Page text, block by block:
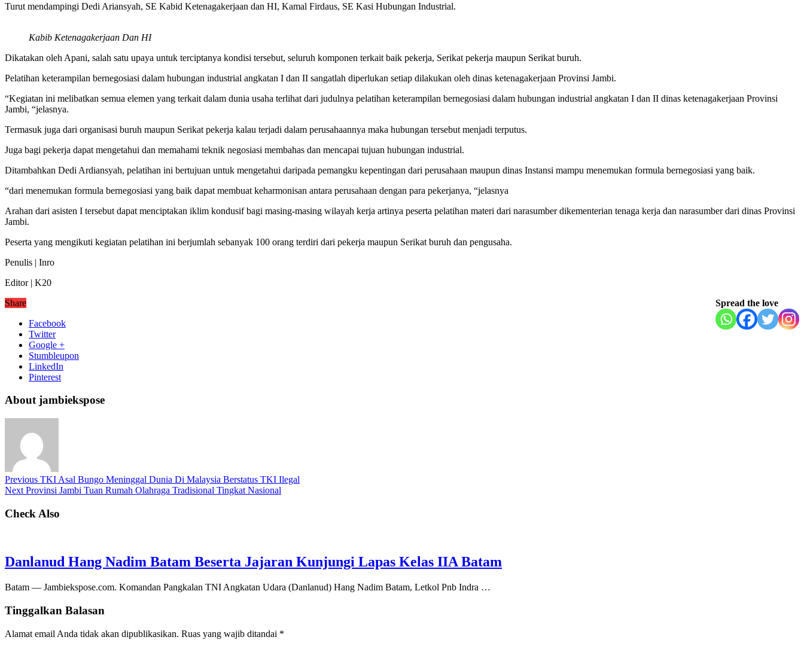
Turut mendampingi Dedi Ariansyah, SE Kabid Ketenagakerjaan dan HI, Kamal Firdaus, SE Kasi Hubungan Industrial.
Kabib Ketenagakerjaan Dan HI
Dikatakan oleh Apani, salah satu upaya untuk terciptanya kondisi tersebut, seluruh komponen terkait baik pekerja, Serikat pekerja maupun Serikat buruh.
Pelatihan keterampilan bernegosiasi dalam hubungan industrial angkatan I dan II sangatlah diperlukan setiap dilakukan oleh dinas ketenagakerjaan Provinsi Jambi.
“Kegiatan ini melibatkan semua elemen yang terkait dalam dunia usaha terlihat dari judulnya pelatihan keterampilan bernegosiasi dalam hubungan industrial angkatan I dan II dinas ketenagakerjaan Provinsi
Jambi, “jelasnya.
Termasuk juga dari organisasi buruh maupun Serikat pekerja kalau terjadi dalam perusahaannya maka hubungan tersebut menjadi terputus.
Juga bagi pekerja dapat mengetahui dan memahami teknik negosiasi membahas dan mencapai tujuan hubungan industrial.
Ditambahkan Dedi Ardiansyah, pelatihan ini bertujuan untuk mengetahui daripada pemangku kepentingan dari perusahaan maupun dinas Instansi mampu menemukan formula bernegosiasi yang baik.
“dari menemukan formula bernegosiasi yang baik dapat membuat keharmonisan antara perusahaan dengan para pekerjanya, “jelasnya
Arahan dari asisten I tersebut dapat menciptakan iklim kondusif bagi masing-masing wilayah kerja artinya peserta pelatihan materi dari narasumber dikementerian tenaga kerja dan narasumber dari dinas Provinsi
Jambi.
Peserta yang mengikuti kegiatan pelatihan ini berjumlah sebanyak 100 orang terdiri dari pekerja maupun Serikat buruh dan pengusaha.
Penulis | Inro
Editor | K20
Spread the love
Share
Facebook
Twitter
Google +
Stumbleupon
LinkedIn
Pinterest
About jambiekspose
Previous TKI Asal Bungo Meninggal Dunia Di Malaysia Berstatus TKI Ilegal
Next Provinsi Jambi Tuan Rumah Olahraga Tradisional Tingkat Nasional
Check Also
Danlanud Hang Nadim Batam Beserta Jajaran Kunjungi Lapas Kelas IIA Batam
Batam — Jambiekspose.com. Komandan Pangkalan TNI Angkatan Udara (Danlanud) Hang Nadim Batam, Letkol Pnb Indra …
Tinggalkan Balasan
Alamat email Anda tidak akan dipublikasikan. Ruas yang wajib ditandai *